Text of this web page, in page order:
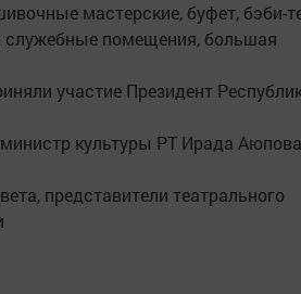
мастерские, буфет, бэби-
служебные помещения, большая
участие Президент
культуры РТ Ирада
представители театрального